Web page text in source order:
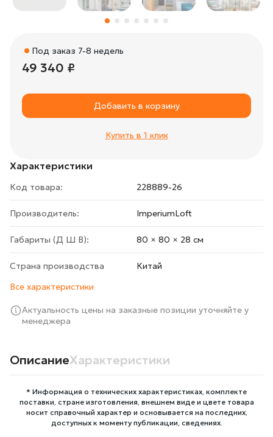
Характеристики
Код товара: 228889-26
Производитель: ImperiumLoft
Габариты (Д Ш В): 80 × 80 × 28 cм
Страна производства
Китай
Все характеристики
Актуальность цены на заказные позиции уточняйте у
менеджера
Под заказ 7-8 недель
49 340 ₽
Добавить в корзину
Купить в 1 клик
ОписаниеХарактеристики
* Информация о технических характеристиках, комплекте
поставки, стране изготовления, внешнем виде и цвете товара
носит справочный характер и основывается на последних,
доступных к моменту публикации, сведениях.